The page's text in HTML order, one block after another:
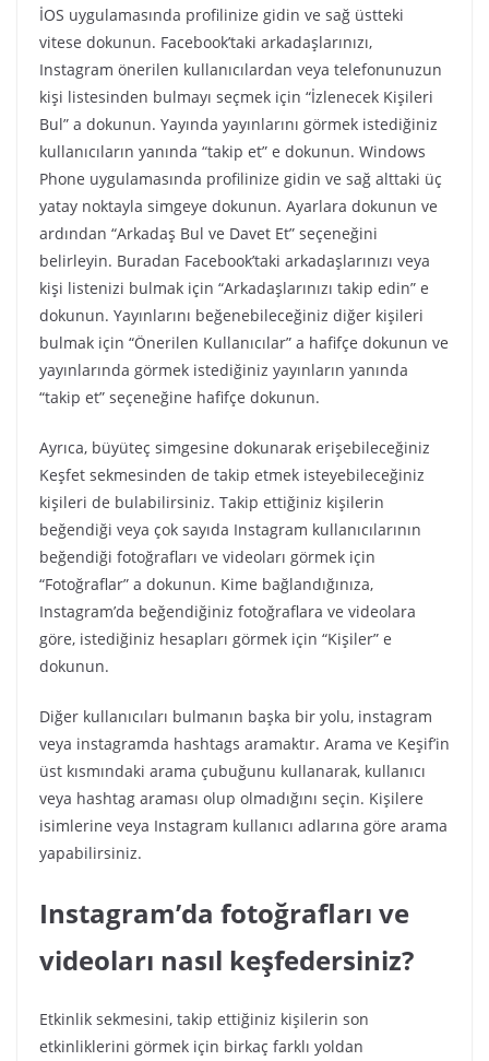
İOS uygulamasında profilinize gidin ve sağ üstteki
vitese dokunun. Facebook’taki arkadaşlarınızı,
Instagram önerilen kullanıcılardan veya telefonunuzun
kişi listesinden bulmayı seçmek için “İzlenecek Kişileri
Bul” a dokunun. Yayında yayınlarını görmek istediğiniz
kullanıcıların yanında “takip et” e dokunun. Windows
Phone uygulamasında profilinize gidin ve sağ alttaki üç
yatay noktayla simgeye dokunun. Ayarlara dokunun ve
ardından “Arkadaş Bul ve Davet Et” seçeneğini
belirleyin. Buradan Facebook’taki arkadaşlarınızı veya
kişi listenizi bulmak için “Arkadaşlarınızı takip edin” e
dokunun. Yayınlarını beğenebileceğiniz diğer kişileri
bulmak için “Önerilen Kullanıcılar” a hafifçe dokunun ve
yayınlarında görmek istediğiniz yayınların yanında
“takip et” seçeneğine hafifçe dokunun.
Ayrıca, büyüteç simgesine dokunarak erişebileceğiniz
Keşfet sekmesinden de takip etmek isteyebileceğiniz
kişileri de bulabilirsiniz. Takip ettiğiniz kişilerin
beğendiği veya çok sayıda Instagram kullanıcılarının
beğendiği fotoğrafları ve videoları görmek için
“Fotoğraflar” a dokunun. Kime bağlandığınıza,
Instagram’da beğendiğiniz fotoğraflara ve videolara
göre, istediğiniz hesapları görmek için “Kişiler” e
dokunun.
Diğer kullanıcıları bulmanın başka bir yolu, instagram
veya instagramda hashtags aramaktır. Arama ve Keşif’in
üst kısmındaki arama çubuğunu kullanarak, kullanıcı
veya hashtag araması olup olmadığını seçin. Kişilere
isimlerine veya Instagram kullanıcı adlarına göre arama
yapabilirsiniz.
Instagram’da fotoğrafları ve
videoları nasıl keşfedersiniz?
Etkinlik sekmesini, takip ettiğiniz kişilerin son
etkinliklerini görmek için birkaç farklı yoldan